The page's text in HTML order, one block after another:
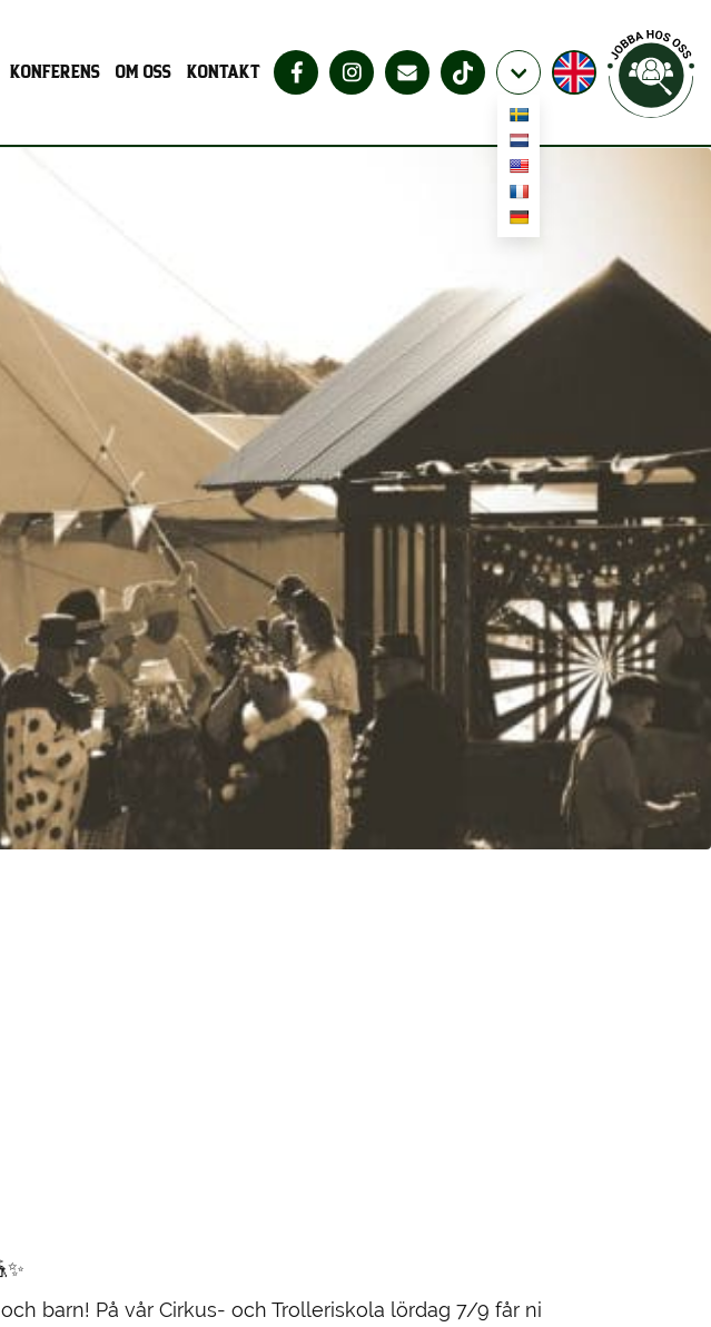
KONFERENS OM OSS KONTAKT
barn! På vår Cirkus- och Trolleriskola lördag 7/9 får ni